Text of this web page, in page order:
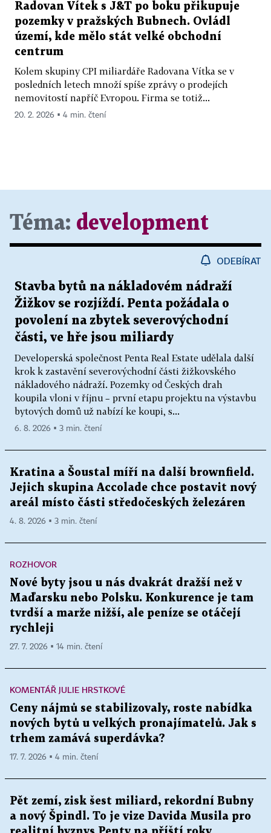
Radovan Vítek s J&T po boku přikupuje
pozemky v pražských Bubnech. Ovládl
území, kde mělo stát velké obchodní
centrum
Kolem skupiny CPI miliardáře Radovana Vítka se v
posledních letech množí spíše zprávy o prodejích
nemovitostí napříč Evropou. Firma se totiž...
20. 2. 2026 ▪ 4 min. čtení
Téma: development
ODEBÍRAT
Stavba bytů na nákladovém nádraží
Žižkov se rozjíždí. Penta požádala o
povolení na zbytek severovýchodní
části, ve hře jsou miliardy
Developerská společnost Penta Real Estate udělala další
krok k zastavění severovýchodní části žižkovského
nákladového nádraží. Pozemky od Českých drah
koupila vloni v říjnu – první etapu projektu na výstavbu
bytových domů už nabízí ke koupi, s...
6. 8. 2026 ▪ 3 min. čtení
Kratina a Šoustal míří na další brownfield.
Jejich skupina Accolade chce postavit nový
areál místo části středočeských železáren
4. 8. 2026 ▪ 3 min. čtení
ROZHOVOR
Nové byty jsou u nás dvakrát dražší než v
Maďarsku nebo Polsku. Konkurence je tam
tvrdší a marže nižší, ale peníze se otáčejí
rychleji
27. 7. 2026 ▪ 14 min. čtení
KOMENTÁŘ JULIE HRSTKOVÉ
Ceny nájmů se stabilizovaly, roste nabídka
nových bytů u velkých pronajímatelů. Jak s
trhem zamává superdávka?
17. 7. 2026 ▪ 4 min. čtení
Pět zemí, zisk šest miliard, rekordní Bubny
a nový Špindl. To je vize Davida Musila pro